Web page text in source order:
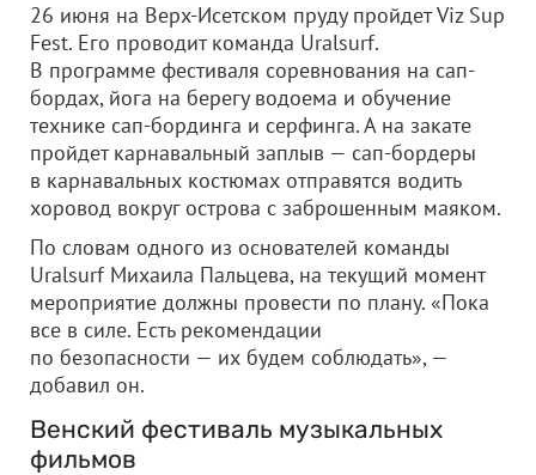
26 июня на Верх-Исетском пруду пройдет Viz Sup
Fest. Его проводит команда Uralsurf.
В программе фестиваля соревнования на сап-
бордах, йога на берегу водоема и обучение
технике сап-бординга и серфинга. А на закате
пройдет карнавальный заплыв — сап-бордеры
в карнавальных костюмах отправятся водить
хоровод вокруг острова с заброшенным маяком.
По словам одного из основателей команды
Uralsurf Михаила Пальцева, на текущий момент
мероприятие должны провести по плану. «Пока
все в силе. Есть рекомендации
по безопасности — их будем соблюдать», —
добавил он.
Венский фестиваль музыкальных
фильмов